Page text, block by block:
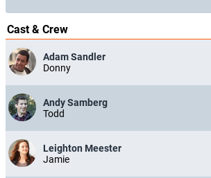
Cast & Crew
Adam Sandler
Donny
Andy Samberg
Todd
Leighton Meester
Jamie